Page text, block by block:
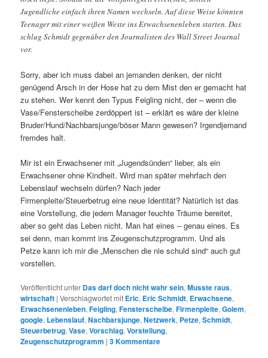
Jugendliche einfach ihren Namen wechseln. Auf diese Weise könnten
Teenager mit einer weißen Weste ins Erwachsenenleben starten. Das
schlug Schmidt gegenüber den Journalisten des Wall Street Journal
vor.
Sorry, aber ich muss dabei an jemanden denken, der nicht
genügend Arsch in der Hose hat zu dem Mist den er gemacht hat
zu stehen. Wer kennt den Typus Feigling nicht, der – wenn die
Vase/Fensterscheibe zerdöppert ist – erklärt es wäre der kleine
Bruder/Hund/Nachbarsjunge/böser Mann gewesen? Irgendjemand
fremdes halt.
Mir ist ein Erwachsener mit „Jugendsünden“ lieber, als ein
Erwachsener ohne Kindheit. Wird man später mehrfach den
Lebenslauf wechseln dürfen? Nach jeder
Firmenpleite/Steuerbetrug eine neue Identität? Natürlich ist das
eine Vorstellung, die jedem Manager feuchte Träume bereitet,
aber so geht das Leben nicht. Man hat eines – genau eines. Es
sei denn, man kommt ins Zeugenschutzprogramm. Und als
Petze kann ich mir die „Menschen die nie schuld sind“ auch gut
vorstellen.
Veröffentlicht unter Das darf doch nicht wahr sein,Musste raus,
wirtschaft |Verschlagwortet mit Eric, Eric Schmidt, Erwachsene,
Erwachsenenleben,Feigling,Fensterscheibe,Firmenpleite,Golem,
google, Lebenslauf,Nachbarsjunge,Netzwerk, Petze,Schmidt,
Steuerbetrug,Vase,Vorschlag,Vorstellung,
Zeugenschutzprogramm |3Kommentare